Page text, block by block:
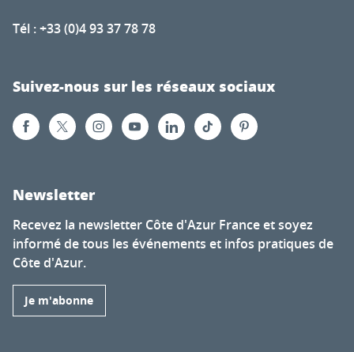
Tél : +33 (0)4 93 37 78 78
Suivez-nous sur les réseaux sociaux
Newsletter
Recevez la newsletter Côte d'Azur France et soyez
informé de tous les événements et infos pratiques de
Côte d'Azur.
Je m'abonne